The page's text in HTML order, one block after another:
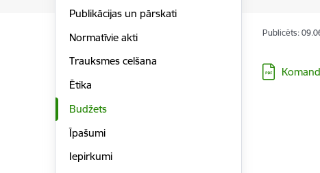
Publikācijas un pārskati
Normatīvie akti
Trauksmes celšana
Ētika
Budžets
Īpašumi
Iepirkumi
Publicēts: